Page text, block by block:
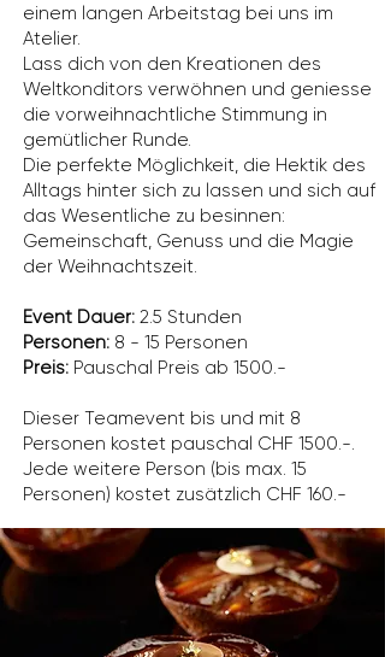
einem langen Arbeitstag bei uns im
Atelier.
Lass dich von den Kreationen des
Weltkonditors verwöhnen und geniesse
die vorweihnachtliche Stimmung in
gemütlicher Runde.
Die perfekte Möglichkeit, die Hektik des
Alltags hinter sich zu lassen und sich auf
das Wesentliche zu besinnen:
Gemeinschaft, Genuss und die Magie
der Weihnachtszeit.
Event Dauer: 2.5 Stunden
Personen: 8 - 15 Personen
Preis: Pauschal Preis ab 1500.-
Dieser Teamevent bis und mit 8
Personen kostet pauschal CHF 1500.-.
Jede weitere Person (bis max. 15
Personen) kostet zusätzlich CHF 160.-